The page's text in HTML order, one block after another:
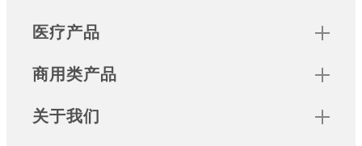
医疗产品
商用类产品
关于我们